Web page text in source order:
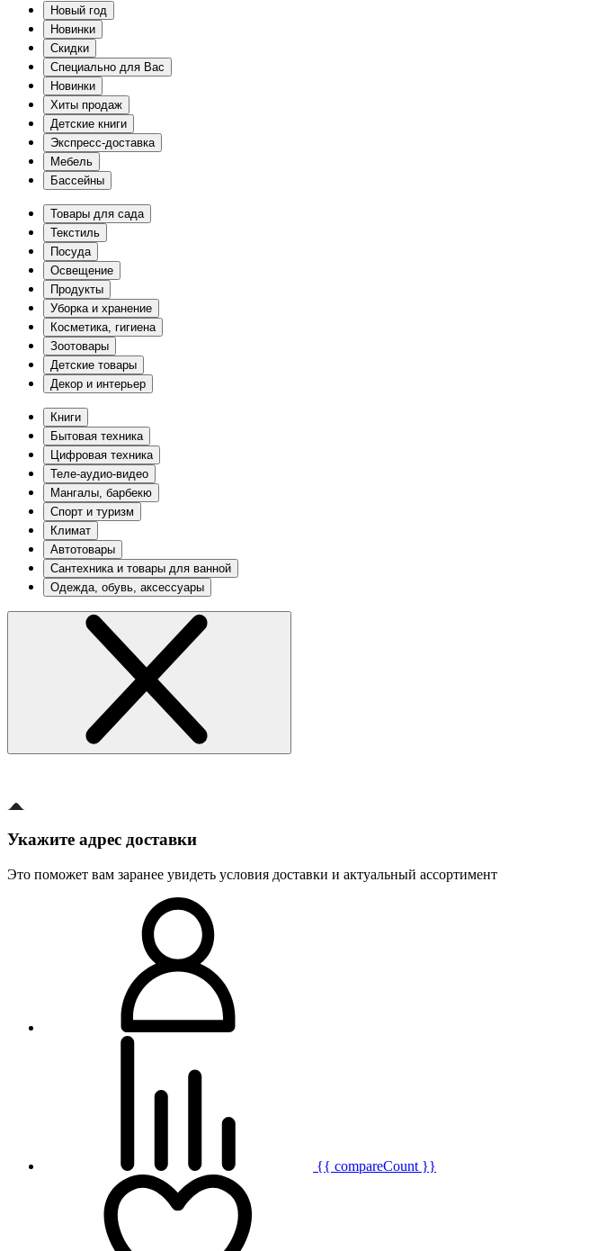
Новый год
Новинки
Скидки
Специально для Вас
Новинки
Хиты продаж
Детские книги
Экспресс-доставка
Мебель
Бассейны
Товары для сада
Текстиль
Посуда
Освещение
Продукты
Уборка и хранение
Косметика, гигиена
Зоотовары
Детские товары
Декор и интерьер
Книги
Бытовая техника
Цифровая техника
Теле-аудио-видео
Мангалы, барбекю
Спорт и туризм
Климат
Автотовары
Сантехника и товары для ванной
Одежда, обувь, аксессуары
Укажите адрес доставки
Это поможет вам заранее увидеть условия доставки и актуальный ассортимент
{{ compareCount }}